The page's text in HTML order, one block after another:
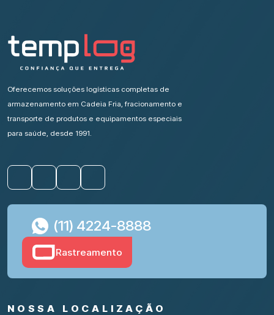
Oferecemos soluções logísticas completas de
armazenamento em Cadeia Fria, fracionamento e
transporte de produtos e equipamentos especiais
para saúde, desde 1991.
(11) 4224-8888
Rastreamento
NOSSA LOCALIZAÇÃO